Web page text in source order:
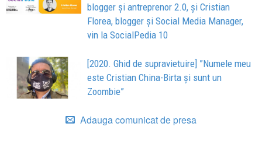
blogger și antreprenor 2.0, și Cristian
Florea, blogger și Social Media Manager,
vin la SocialPedia 10
[2020. Ghid de supravietuire] ”Numele meu
este Cristian China-Birta și sunt un
Zoombie”
Adauga comunicat de presa